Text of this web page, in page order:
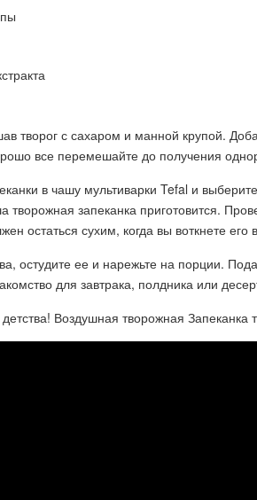
творог с сахаром и манной крупой.
все перемешайте до получения
в чашу мультиварки Tefal и
запеканка приготовится.
остаться сухим, когда вы воткнете его
остудите ее и нарежьте на порции.
для завтрака, полдника или
Воздушная творожная Запеканка